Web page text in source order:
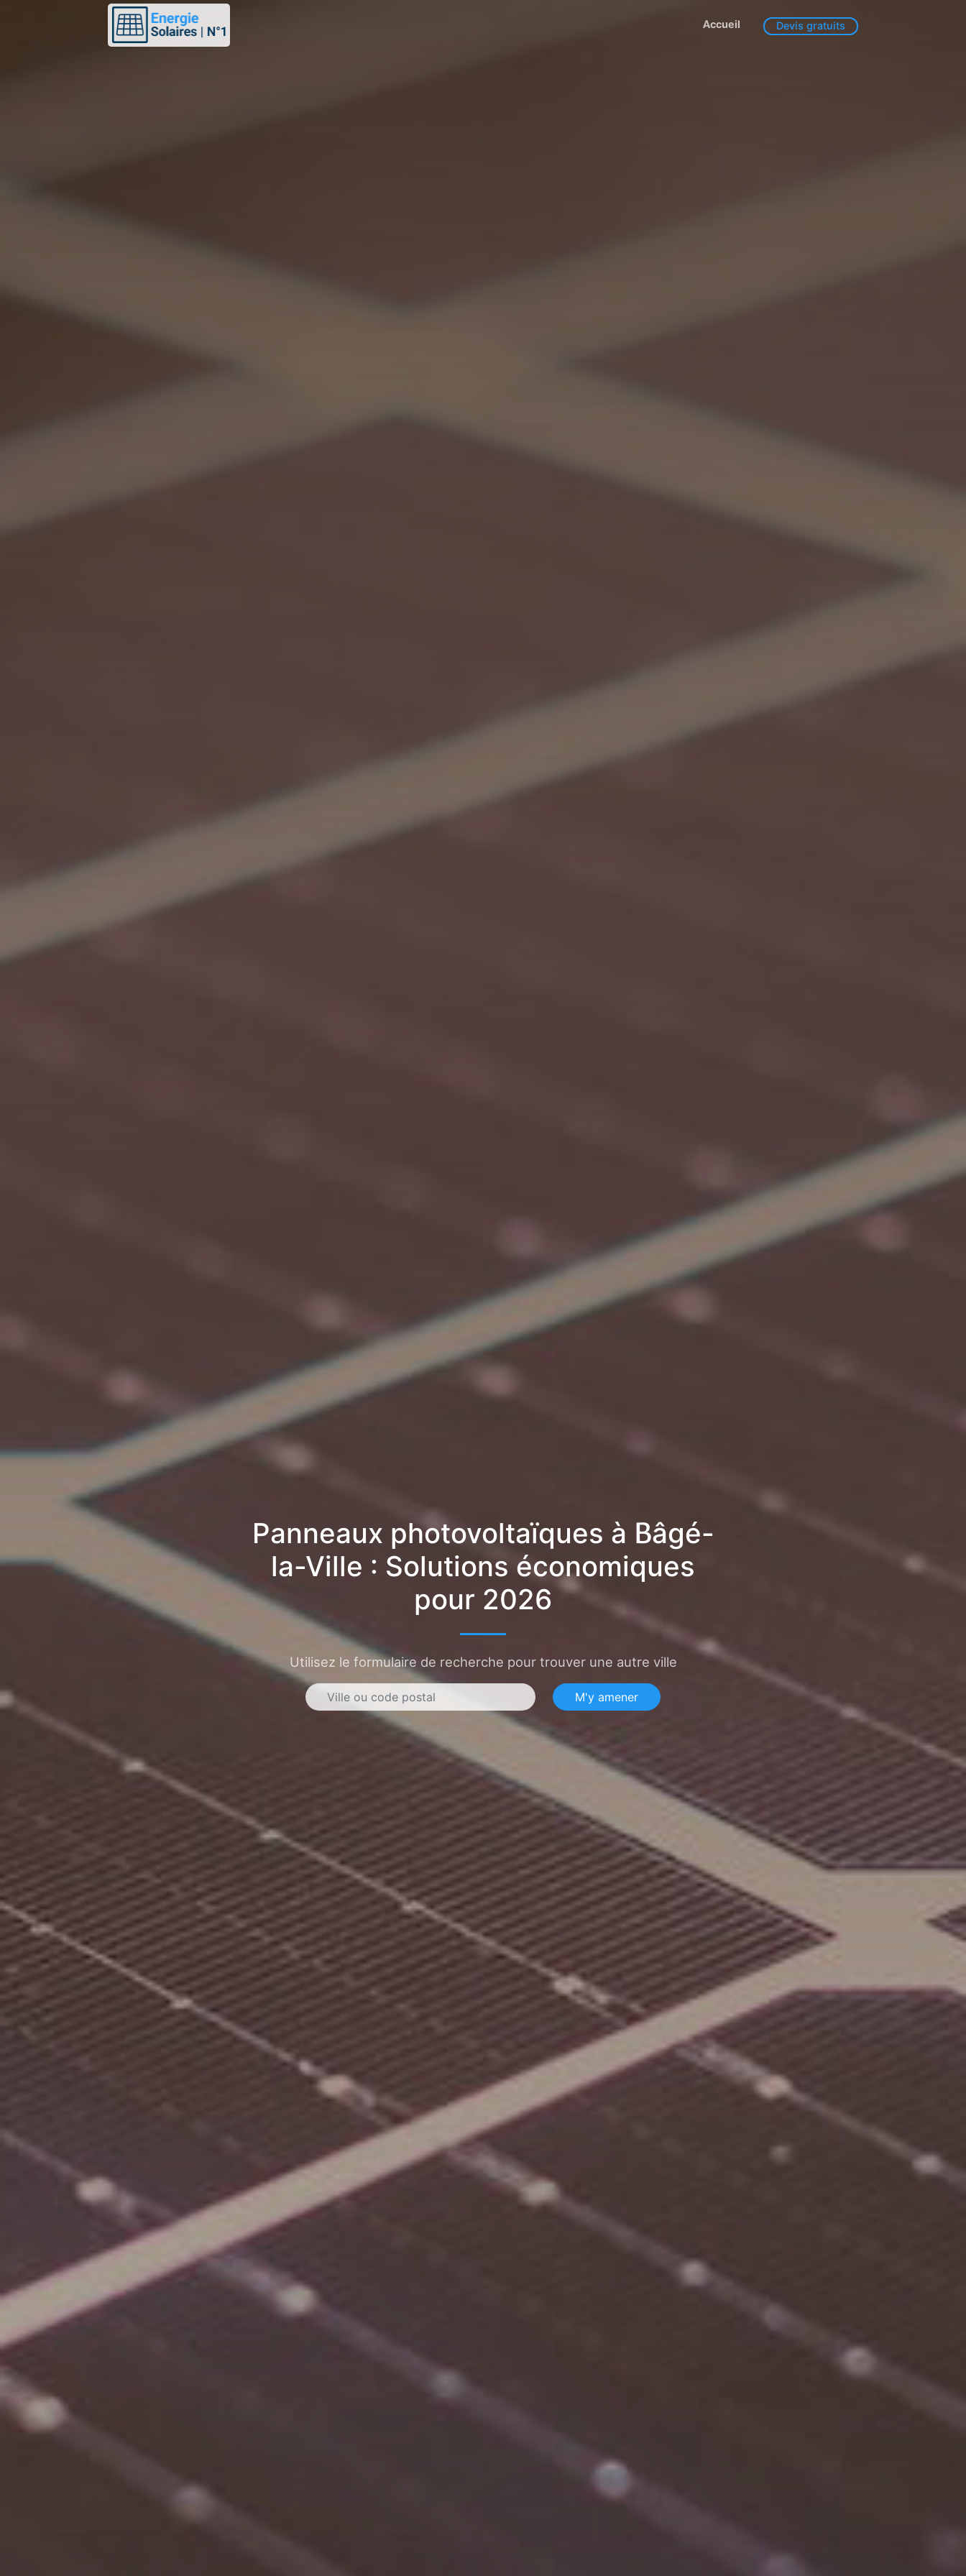
Accueil Devis gratuits
Panneaux photovoltaïques à Bâgé-
la-Ville : Solutions économiques
pour 2026
Utilisez le formulaire de recherche pour trouver une autre ville
M'y amener